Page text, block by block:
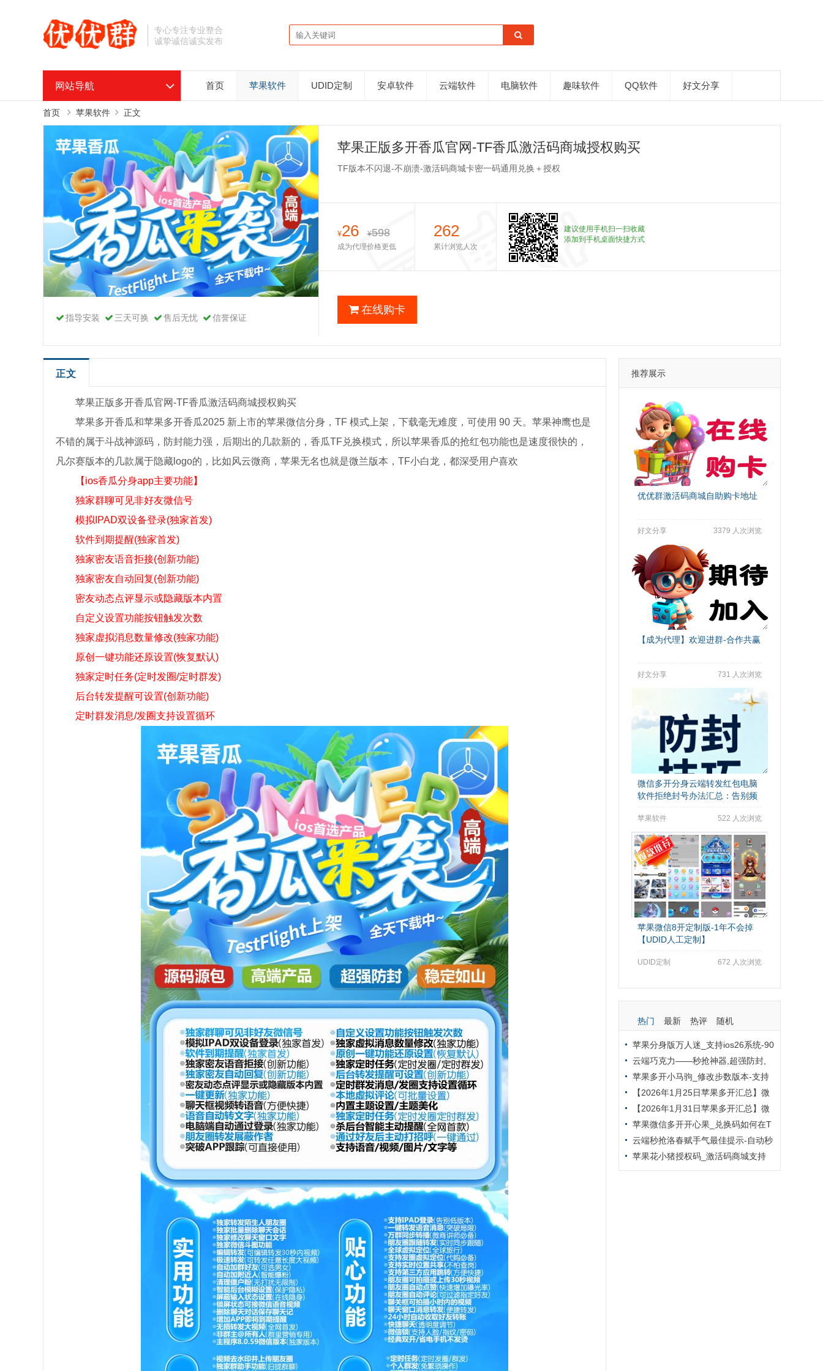
专心专注专业整合
诚挚诚信诚实发布
网站导航 首页 苹果软件 UDID定制 安卓软件 云端软件 电脑软件 趣味软件 QQ软件 好文分享
首页 苹果软件 正文
指导安装 三天可换 售后无忧 信誉保证
苹果正版多开香瓜官网-TF香瓜激活码商城授权购买
TF版本不闪退-不崩溃-激活码商城卡密一码通用兑换＋授权
¥26 ¥598
成为代理价格更低
262
累计浏览人次
建议使用手机扫一扫收藏
添加到手机桌面快捷方式
在线购卡
正文
苹果正版多开香瓜官网-TF香瓜激活码商城授权购买
苹果多开香瓜和苹果多开香瓜2025 新上市的苹果微信分身，TF 模式上架，下载毫无难度，可使用 90 天。苹果神鹰也是
不错的属于斗战神源码，防封能力强，后期出的几款新的，香瓜TF兑换模式，所以苹果香瓜的抢红包功能也是速度很快的，
凡尔赛版本的几款属于隐藏logo的，比如风云微商，苹果无名也就是微兰版本，TF小白龙，都深受用户喜欢
【ios香瓜分身app主要功能】
独家群聊可见非好友微信号
模拟IPAD双设备登录(独家首发)
软件到期提醒(独家首发)
独家密友语音拒接(创新功能)
独家密友自动回复(创新功能)
密友动态点评显示或隐藏版本内置
自定义设置功能按钮触发次数
独家虚拟消息数量修改(独家功能)
原创一键功能还原设置(恢复默认)
独家定时任务(定时发圈/定时群发)
后台转发提醒可设置(创新功能)
定时群发消息/发圈支持设置循环
推荐展示
优优群激活码商城自助购卡地址
好文分享 3379 人次浏览
【成为代理】欢迎进群-合作共赢
好文分享 731 人次浏览
微信多开分身云端转发红包电脑
软件拒绝封号办法汇总：告别频
苹果软件 522 人次浏览
苹果微信8开定制版-1年不会掉
【UDID人工定制】
UDID定制 672 人次浏览
热门 最新 热评 随机
苹果分身版万人迷_支持ios26系统-90
天版本TF兑换模式外侧定制版
云端巧克力——秒抢神器,超强防封,
全天自动秒抢群红包
苹果多开小马驹_修改步数版本-支持
修改桌面logo和名字
【2026年1月25日苹果多开汇总】微
信多开小马驹新品上市
【2026年1月31日苹果多开汇总】微
信多开凡人修仙传新品上市
苹果微信多开开心果_兑换码如何在T
F里下载激活-外测码能下几个
云端秒抢洛春赋手气最佳提示-自动秒
抢好友红包-抢群聊红包-接收转账-抢包
后自动@发包人
苹果花小猪授权码_激活码商城支持
提卡_无限多开app定时发圈版本